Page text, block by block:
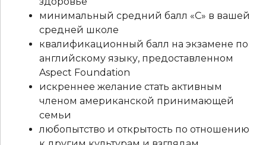
минимальный средний балл «C» в вашей
средней школе
квалификационный балл на экзамене по
английскому языку, предоставленном
Aspect Foundation
искреннее желание стать активным
членом американской принимающей
семьи
любопытство и открытость по отношению